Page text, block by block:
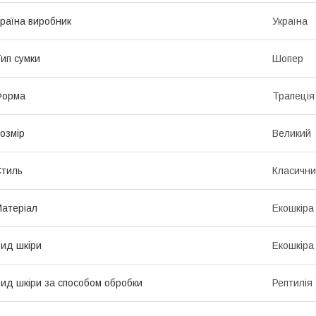
виробник Україна
сумки Шопер
Трапеція
Великий
Екошкіра
шкіри Екошкіра
шкіри за способом обробки Рептилія